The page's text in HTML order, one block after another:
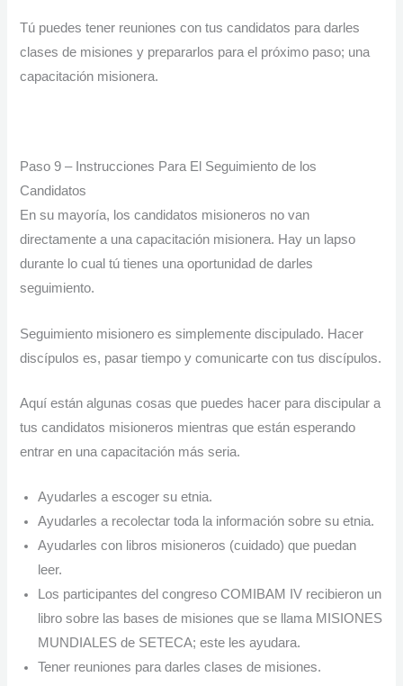
Tú puedes tener reuniones con tus candidatos para darles
clases de misiones y prepararlos para el próximo paso; una
capacitación misionera.
Paso 9 – Instrucciones Para El Seguimiento de los
Candidatos
En su mayoría, los candidatos misioneros no van
directamente a una capacitación misionera. Hay un lapso
durante lo cual tú tienes una oportunidad de darles
seguimiento.
Seguimiento misionero es simplemente discipulado. Hacer
discípulos es, pasar tiempo y comunicarte con tus discípulos.
Aquí están algunas cosas que puedes hacer para discipular a
tus candidatos misioneros mientras que están esperando
entrar en una capacitación más seria.
Ayudarles a escoger su etnia.
Ayudarles a recolectar toda la información sobre su etnia.
Ayudarles con libros misioneros (cuidado) que puedan
leer.
Los participantes del congreso COMIBAM IV recibieron un
libro sobre las bases de misiones que se llama MISIONES
MUNDIALES de SETECA; este les ayudara.
Tener reuniones para darles clases de misiones.